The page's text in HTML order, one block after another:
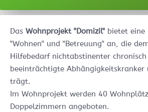
Das Wohnprojekt "Domizil" bietet eine
"Wohnen" und "Betreuung" an, die
Hilfebedarf nichtabstinenter
beeinträchtigte Abhängigkeitskranker
trägt.
Im Wohnprojekt werden 40
Doppelzimmern angeboten.